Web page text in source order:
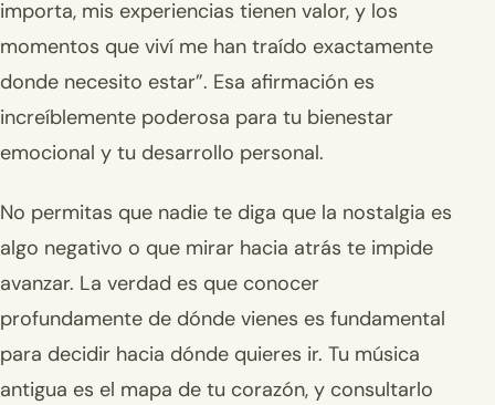
importa, mis experiencias tienen valor, y los
momentos que viví me han traído exactamente
donde necesito estar”. Esa afirmación es
increíblemente poderosa para tu bienestar
emocional y tu desarrollo personal.
No permitas que nadie te diga que la nostalgia es
algo negativo o que mirar hacia atrás te impide
avanzar. La verdad es que conocer
profundamente de dónde vienes es fundamental
para decidir hacia dónde quieres ir. Tu música
antigua es el mapa de tu corazón, y consultarlo